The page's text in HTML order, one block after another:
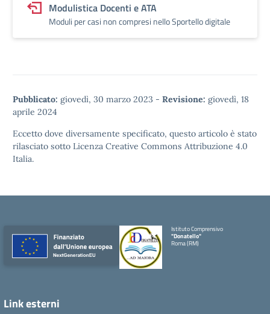
Modulistica Docenti e ATA
Moduli per casi non compresi nello Sportello digitale
Pubblicato: giovedì, 30 marzo 2023 - Revisione: giovedì, 18
aprile 2024
Eccetto dove diversamente specificato, questo articolo è stato
rilasciato sotto Licenza Creative Commons Attribuzione 4.0
Italia.
Istituto Comprensivo
"Donatello"
Roma (RM)
Link esterni